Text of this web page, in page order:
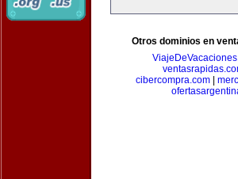
Otros dominios en
cibercompra.com|